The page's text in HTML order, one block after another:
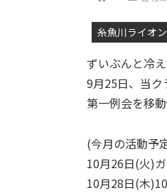
糸魚川ライオ
ずいぶんと冷
9月25日、当
第一例会を移
(今月の活動予
10月26日(火)
10月28日(木